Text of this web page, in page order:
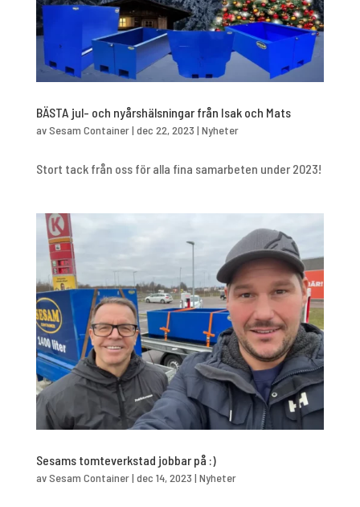
BÄSTA jul- och nyårshälsningar från Isak och Mats
avSesam Container| dec 22, 2023 | Nyheter
Stort tack från oss för alla fina samarbeten under 2023!
Sesams tomteverkstad jobbar på :)
avSesam Container| dec 14, 2023 | Nyheter